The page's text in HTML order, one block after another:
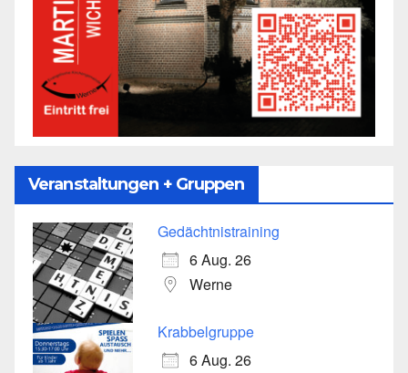
Veranstaltungen + Gruppen
Gedächtnistraining
6 Aug. 26
Werne
Krabbelgruppe
6 Aug. 26